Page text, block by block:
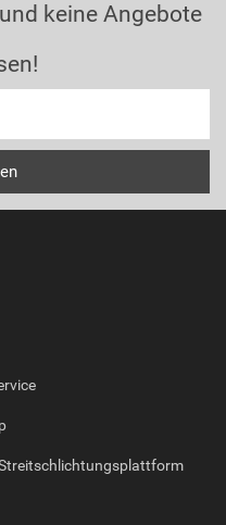
keine Angebote